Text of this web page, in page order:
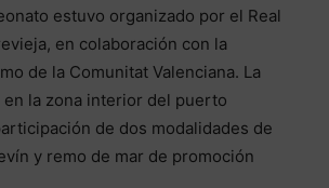
estuvo organizado por el Real
en colaboración con la
de la Comunitat Valenciana. La
la zona interior del puerto
de dos modalidades de
y remo de mar de promoción